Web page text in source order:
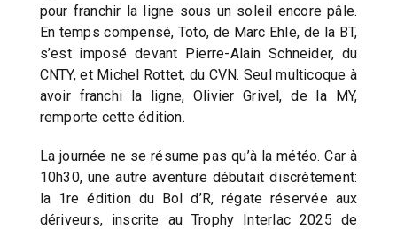
pour franchir la ligne sous un soleil encore pâle.
En temps compensé, Toto, de Marc Ehle, de la BT,
s’est imposé devant Pierre-Alain Schneider, du
CNTY, et Michel Rottet, du CVN. Seul multicoque à
avoir franchi la ligne, Olivier Grivel, de la MY,
remporte cette édition.
La journée ne se résume pas qu’à la météo. Car à
10h30, une autre aventure débutait discrètement:
la 1re édition du Bol d’R, régate réservée aux
dériveurs, inscrite au Trophy Interlac 2025 de